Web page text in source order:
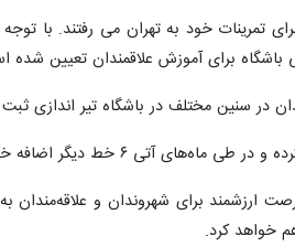
تمرینات خود به تهران می رفتند. با
باشگاه برای آموزش علاقمندان تعیین شده
۶ خط دیگر اضافه خواهد شد.
ارزشمند برای شهروندان و
خواهد کرد.